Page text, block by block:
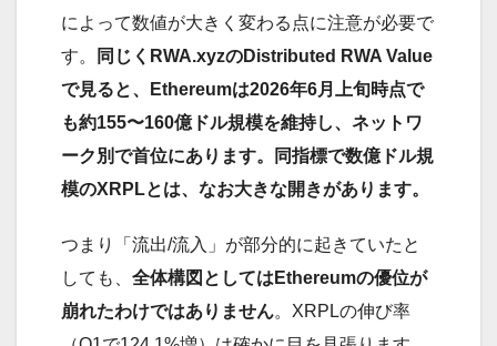
によって数値が大きく変わる点に注意が必要で
す。
同じくRWA.xyzのDistributed RWA Value
で見ると、Ethereumは2026年6月上旬時点で
も約155〜160億ドル規模を維持し、ネットワ
ーク別で首位にあります。同指標で数億ドル規
模のXRPLとは、なお大きな開きがあります。
つまり「流出/流入」が部分的に起きていたと
しても、 全体構図としてはEthereumの優位が
崩れたわけではありません。XRPLの伸び率